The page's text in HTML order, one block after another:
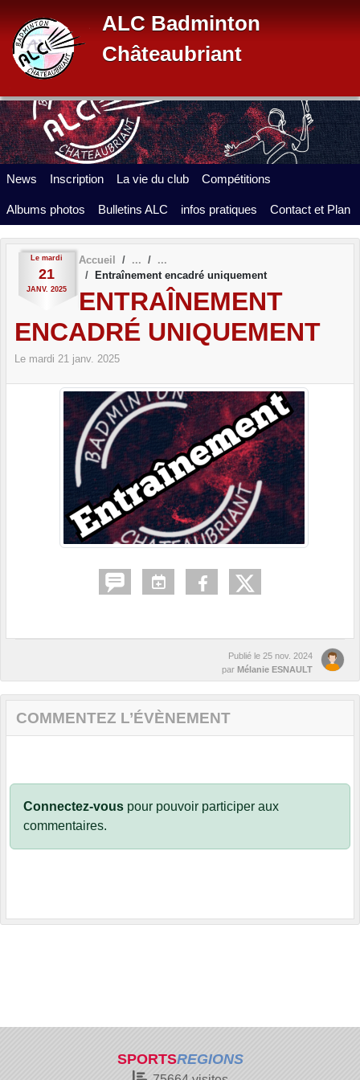
ALC Badminton
Châteaubriant
News Inscription La vie du club Compétitions
Albums photos Bulletins ALC infos pratiques Contact et Plan
Le mardi
21
JANV. 2025
Accueil
Entraînement encadré uniquement
ENTRAÎNEMENT
ENCADRÉ UNIQUEMENT
Le mardi 21 janv. 2025
Publié le 25 nov. 2024
par Mélanie ESNAULT
COMMENTEZ L’ÉVÈNEMENT
Connectez-vous pour pouvoir participer aux
commentaires.
SPORTSREGIONS